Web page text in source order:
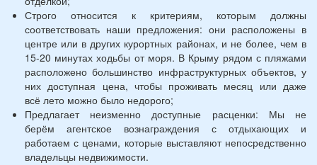
Строго относится к критериям, которым должны
соответствовать наши предложения: они расположены в
центре или в других курортных районах, и не более, чем в
15-20 минутах ходьбы от моря. В Крыму рядом с пляжами
расположено большинство инфраструктурных объектов, у
них доступная цена, чтобы проживать месяц или даже
всё лето можно было недорого;
Предлагает неизменно доступные расценки: Мы не
берём агентское вознаграждения с отдыхающих и
работаем с ценами, которые выставляют непосредственно
владельцы недвижимости.